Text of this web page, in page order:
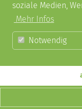
SOCIAL MEDIA
Folgt uns auf
Kontakt
soziale Medien,
Mehr Infos
Notwendig